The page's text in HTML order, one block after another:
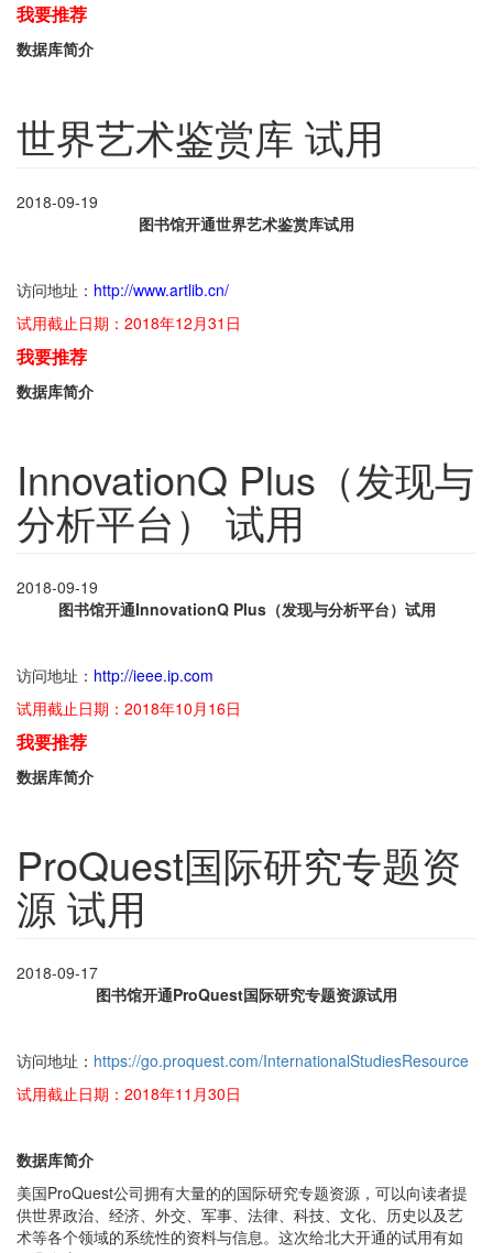
我要推荐
数据库简介
世界艺术鉴赏库 试用
2018-09-19
图书馆开通世界艺术鉴赏库试用
访问地址： http://www.artlib.cn/
试用截止日期：2018年12月31日
我要推荐
数据库简介
InnovationQ Plus（发现与
分析平台） 试用
2018-09-19
图书馆开通InnovationQ Plus（发现与分析平台）试用
访问地址： http://ieee.ip.com
试用截止日期：2018年10月16日
我要推荐
数据库简介
ProQuest国际研究专题资
源 试用
2018-09-17
图书馆开通ProQuest国际研究专题资源试用
访问地址： https://go.proquest.com/InternationalStudiesResource
试用截止日期：2018年11月30日
数据库简介
美国ProQuest公司拥有大量的的国际研究专题资源，可以向读者提
供世界政治、经济、外交、军事、法律、科技、文化、历史以及艺
术等各个领域的系统性的资料与信息。这次给北大开通的试用有如